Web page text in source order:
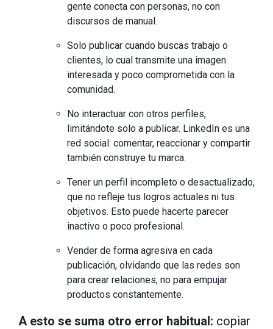
gente conecta con personas, no con
discursos de manual.
Solo publicar cuando buscas trabajo o
clientes, lo cual transmite una imagen
interesada y poco comprometida con la
comunidad.
No interactuar con otros perfiles,
limitándote solo a publicar. LinkedIn es una
red social: comentar, reaccionar y compartir
también construye tu marca.
Tener un perfil incompleto o desactualizado,
que no refleje tus logros actuales ni tus
objetivos. Esto puede hacerte parecer
inactivo o poco profesional.
Vender de forma agresiva en cada
publicación, olvidando que las redes son
para crear relaciones, no para empujar
productos constantemente.
A esto se suma otro error habitual: copiar